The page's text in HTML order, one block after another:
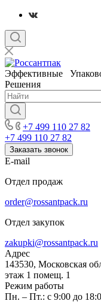
Эффективные
Решения
+7 499 110 27 82
+7 499 110 27 82
Заказать звонок
E-mail
Отдел продаж
order@rossantpack.ru
Отдел закупок
zakupki@rossantpack.ru
Адрес
143530, Московская
этаж 1 помещ. 1
Режим работы
Пн. – Пт.: с 9:00 до